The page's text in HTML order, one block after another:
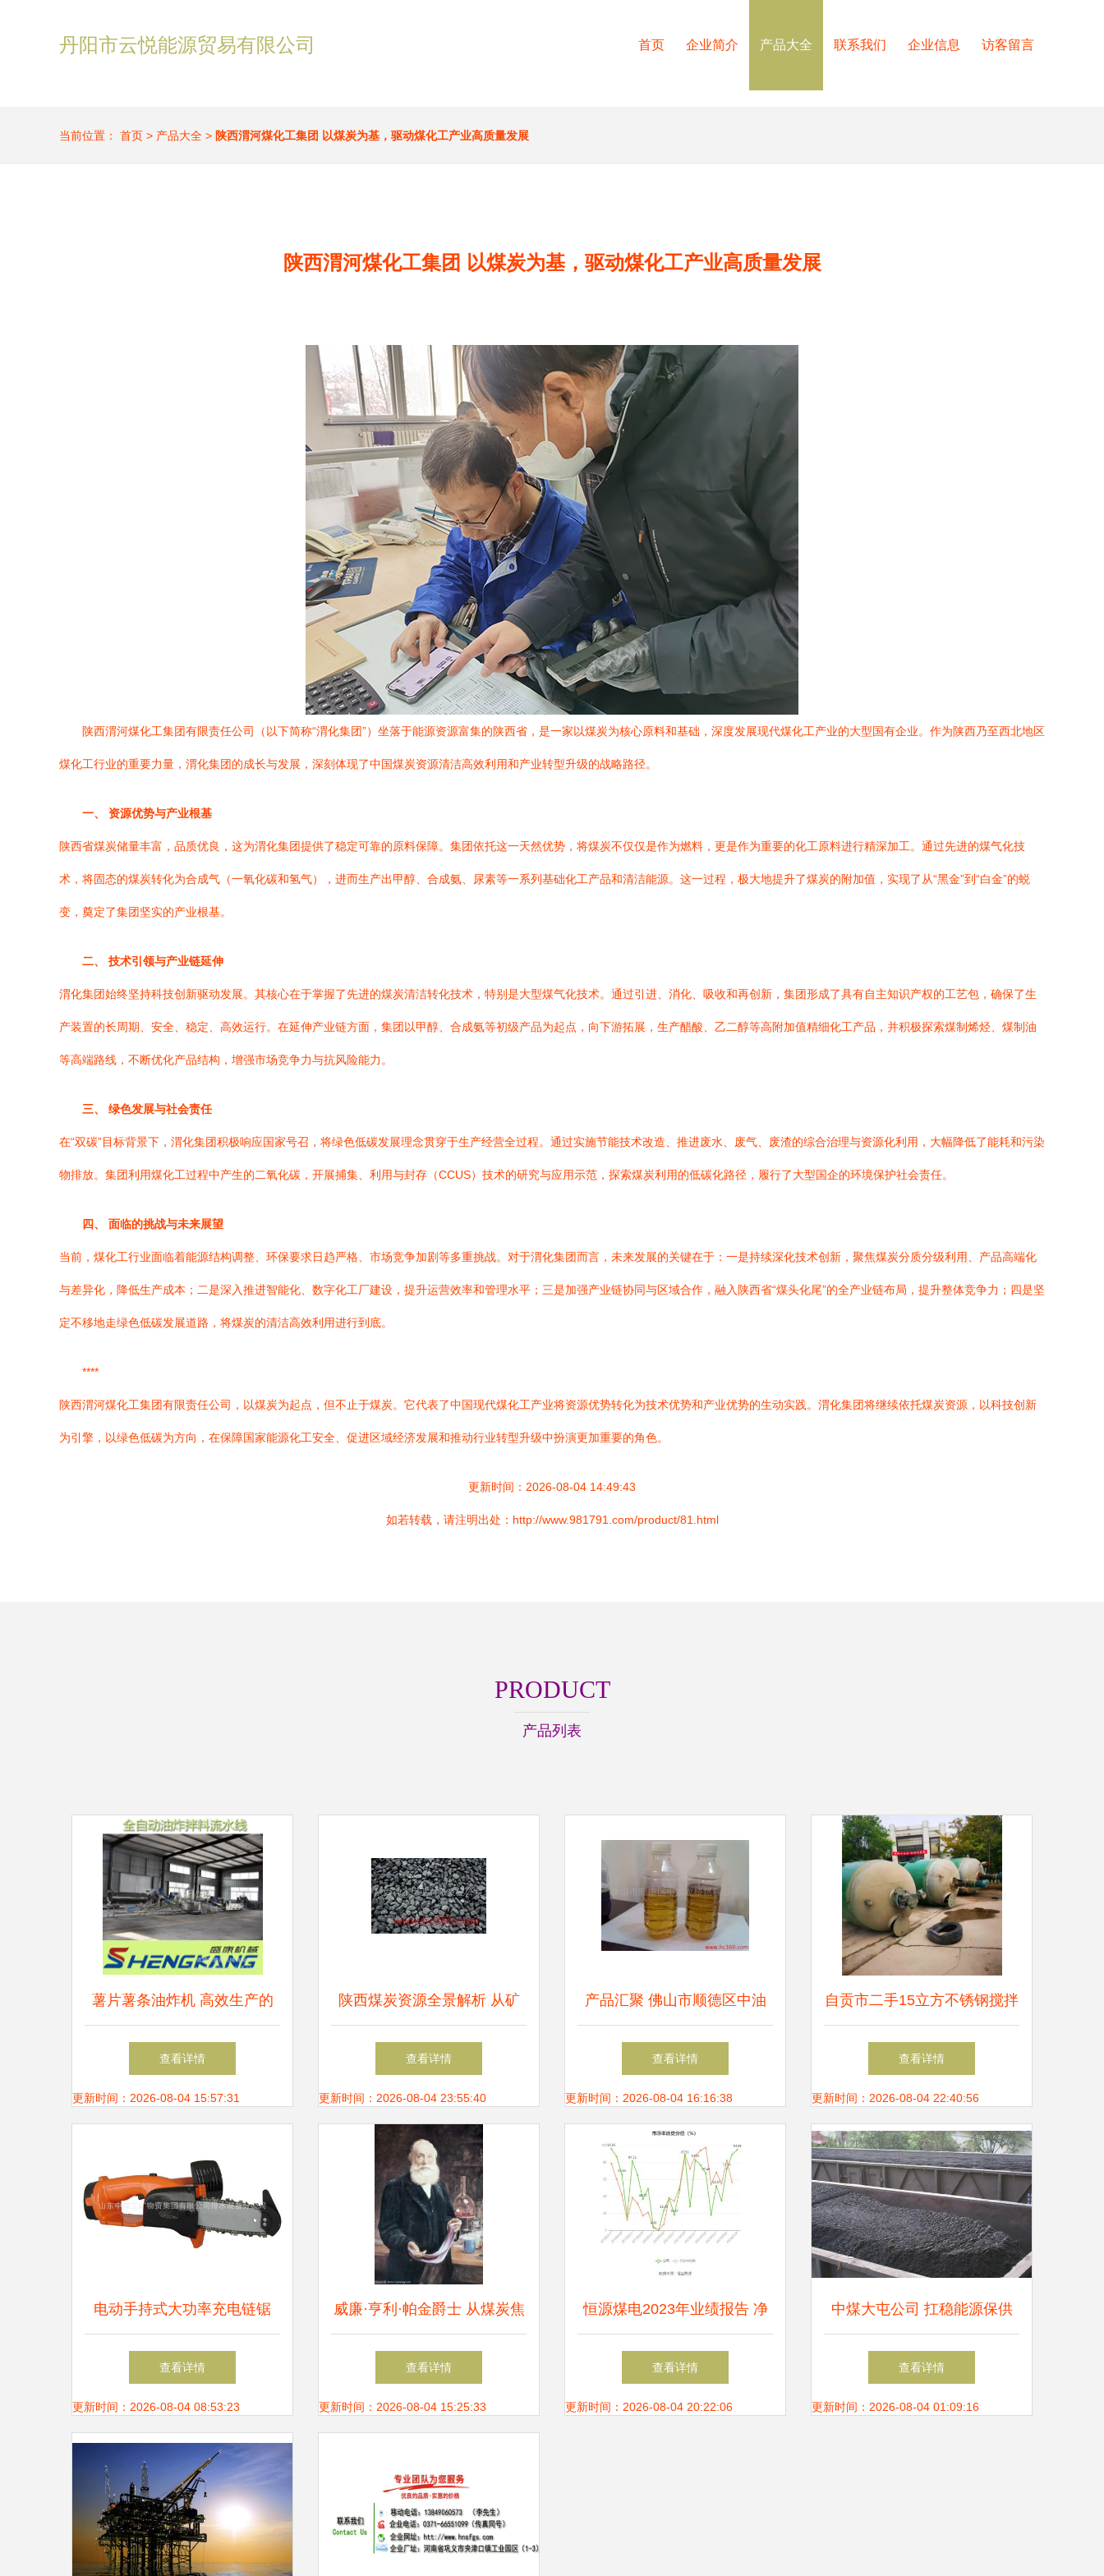
丹阳市云悦能源贸易有限公司 首页 企业简介 产品大全 联系我们 企业信息 访客留言
当前位置： 首页 > 产品大全 > 陕西渭河煤化工集团 以煤炭为基，驱动煤化工产业高质量发展
陕西渭河煤化工集团 以煤炭为基，驱动煤化工产业高质量发展
陕西渭河煤化工集团有限责任公司（以下简称“渭化集团”）坐落于能源资源富集的陕西省，是一家以煤炭为核心原料和基础，深度发展现代煤化工产业的大型国有企业。作为陕西乃至西北地区
煤化工行业的重要力量，渭化集团的成长与发展，深刻体现了中国煤炭资源清洁高效利用和产业转型升级的战略路径。
一、 资源优势与产业根基
陕西省煤炭储量丰富，品质优良，这为渭化集团提供了稳定可靠的原料保障。集团依托这一天然优势，将煤炭不仅仅是作为燃料，更是作为重要的化工原料进行精深加工。通过先进的煤气化技
术，将固态的煤炭转化为合成气（一氧化碳和氢气），进而生产出甲醇、合成氨、尿素等一系列基础化工产品和清洁能源。这一过程，极大地提升了煤炭的附加值，实现了从“黑金”到“白金”的蜕
变，奠定了集团坚实的产业根基。
二、 技术引领与产业链延伸
渭化集团始终坚持科技创新驱动发展。其核心在于掌握了先进的煤炭清洁转化技术，特别是大型煤气化技术。通过引进、消化、吸收和再创新，集团形成了具有自主知识产权的工艺包，确保了生
产装置的长周期、安全、稳定、高效运行。在延伸产业链方面，集团以甲醇、合成氨等初级产品为起点，向下游拓展，生产醋酸、乙二醇等高附加值精细化工产品，并积极探索煤制烯烃、煤制油
等高端路线，不断优化产品结构，增强市场竞争力与抗风险能力。
三、 绿色发展与社会责任
在“双碳”目标背景下，渭化集团积极响应国家号召，将绿色低碳发展理念贯穿于生产经营全过程。通过实施节能技术改造、推进废水、废气、废渣的综合治理与资源化利用，大幅降低了能耗和污染
物排放。集团利用煤化工过程中产生的二氧化碳，开展捕集、利用与封存（CCUS）技术的研究与应用示范，探索煤炭利用的低碳化路径，履行了大型国企的环境保护社会责任。
四、 面临的挑战与未来展望
当前，煤化工行业面临着能源结构调整、环保要求日趋严格、市场竞争加剧等多重挑战。对于渭化集团而言，未来发展的关键在于：一是持续深化技术创新，聚焦煤炭分质分级利用、产品高端化
与差异化，降低生产成本；二是深入推进智能化、数字化工厂建设，提升运营效率和管理水平；三是加强产业链协同与区域合作，融入陕西省“煤头化尾”的全产业链布局，提升整体竞争力；四是坚
定不移地走绿色低碳发展道路，将煤炭的清洁高效利用进行到底。
****
陕西渭河煤化工集团有限责任公司，以煤炭为起点，但不止于煤炭。它代表了中国现代煤化工产业将资源优势转化为技术优势和产业优势的生动实践。渭化集团将继续依托煤炭资源，以科技创新
为引擎，以绿色低碳为方向，在保障国家能源化工安全、促进区域经济发展和推动行业转型升级中扮演更加重要的角色。
更新时间：2026-08-04 14:49:43
如若转载，请注明出处：http://www.981791.com/product/81.html
PRODUCT
产品列表
薯片薯条油炸机 高效生产的
核心设备解析
查看详情
更新时间：2026-08-04 15:57:31
陕西煤炭资源全景解析 从矿
产资源到慧聪网采购指南
查看详情
更新时间：2026-08-04 23:55:40
产品汇聚 佛山市顺德区中油
龙桥燃料公司煤炭实景展示
查看详情
更新时间：2026-08-04 16:16:38
自贡市二手15立方不锈钢搅拌
罐食品厂直销探秘 煤炭行业
的工业协同效应
查看详情
更新时间：2026-08-04 22:40:56
电动手持式大功率充电链锯
便携与动力的完美结合——山
东中煤工矿物资集团排水装备
分公司新品解析
查看详情
更新时间：2026-08-04 08:53:23
威廉·亨利·帕金爵士 从煤炭焦
油中诞生的现代有机化学工业
查看详情
更新时间：2026-08-04 15:25:33
恒源煤电2023年业绩报告 净
利润同比下滑19.43%，拟实
施10派8.5元分红方案
查看详情
更新时间：2026-08-04 20:22:06
中煤大屯公司 扛稳能源保供
使命，传递温暖促进民族团结
查看详情
更新时间：2026-08-04 01:09:16